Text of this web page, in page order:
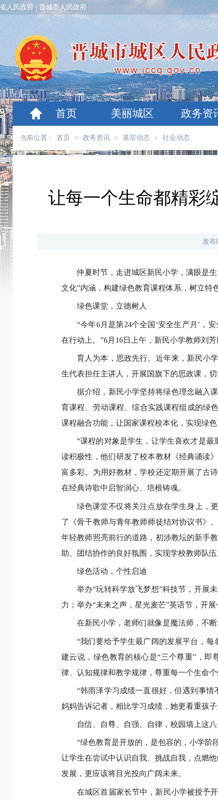
人民政府 晋城市人民政府
首页 美丽城区 政务资
当前位置： 首页 > 政务资讯 > 基层动态 > 社会动态
让每一个生命都精
发布
仲夏时节，走进城区新民小学，满眼是
文化”内涵，构建绿色教育课程体系，树立
绿色课堂，立德树人
“今年6月是第24个全国‘安全生产月’，
在行动上。”6月16日上午，新民小学教师刘
育人为本，思政先行。近年来，新民小
生代表担任主讲人，开展国旗下的思政课，
据介绍，新民小学坚持将绿色理念融入
育课程、劳动课程、综合实践课程组成的绿
课程融合功能，让国家课程校本化，实现绿
“课程的对象是学生，让学生喜欢才是
读积极性，他们研发了校本教材《经典诵读
富多彩。为用好教材，学校还定期开展了古
在经典诗歌中启智润心、培根铸魂。
绿色课堂不仅将关注点放在学生身上，
了《骨干教师与青年教师师徒结对协议书》
年轻教师照亮前行的道路，初涉教坛的新手
助、团结协作的良好氛围，实现学校教师队
绿色活动，个性启迪
举办“玩转科学放飞梦想”科技节，开展
力；举办“未来之声，星光麦芒”英语节，开
在新民小学，老师们就像是魔法师，不
“我们要给予学生最广阔的发展平台，
建云说，绿色教育的核心是“三个尊重”，即
律、认知规律和教学规律，尊重每一个生命
“韩雨泽学习成绩一直很好，但遇到事
妈妈告诉记者，相比学习成绩，她更看重孩
自信、自尊、自强、自律，校园墙上这
“绿色教育是开放的，是包容的，小学
让学生在尝试中认识自我、挑战自我，点燃
发展，更应该将目光投向广阔未来。
在城区首届家长节中，新民小学被授予